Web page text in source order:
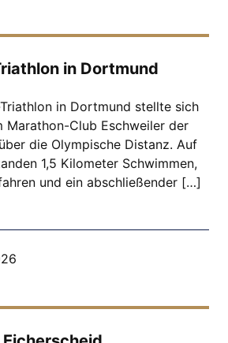
in Dortmund
in Dortmund stellte sich
Marathon-Club Eschweiler der
die Olympische Distanz. Auf
1,5 Kilometer Schwimmen,
und ein abschließender […]